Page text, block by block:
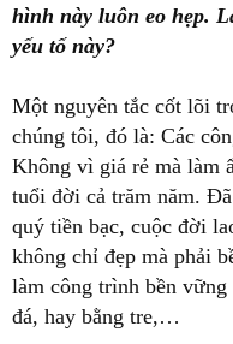
hình này luôn eo hẹp.
yếu tố này?
Một nguyên tắc cốt lõi
chúng tôi, đó là: Các
Không vì giá rẻ mà làm
tuổi đời cả trăm năm.
quý tiền bạc, cuộc đời
không chỉ đẹp mà phải
làm công trình bền
đá, hay bằng tre,…